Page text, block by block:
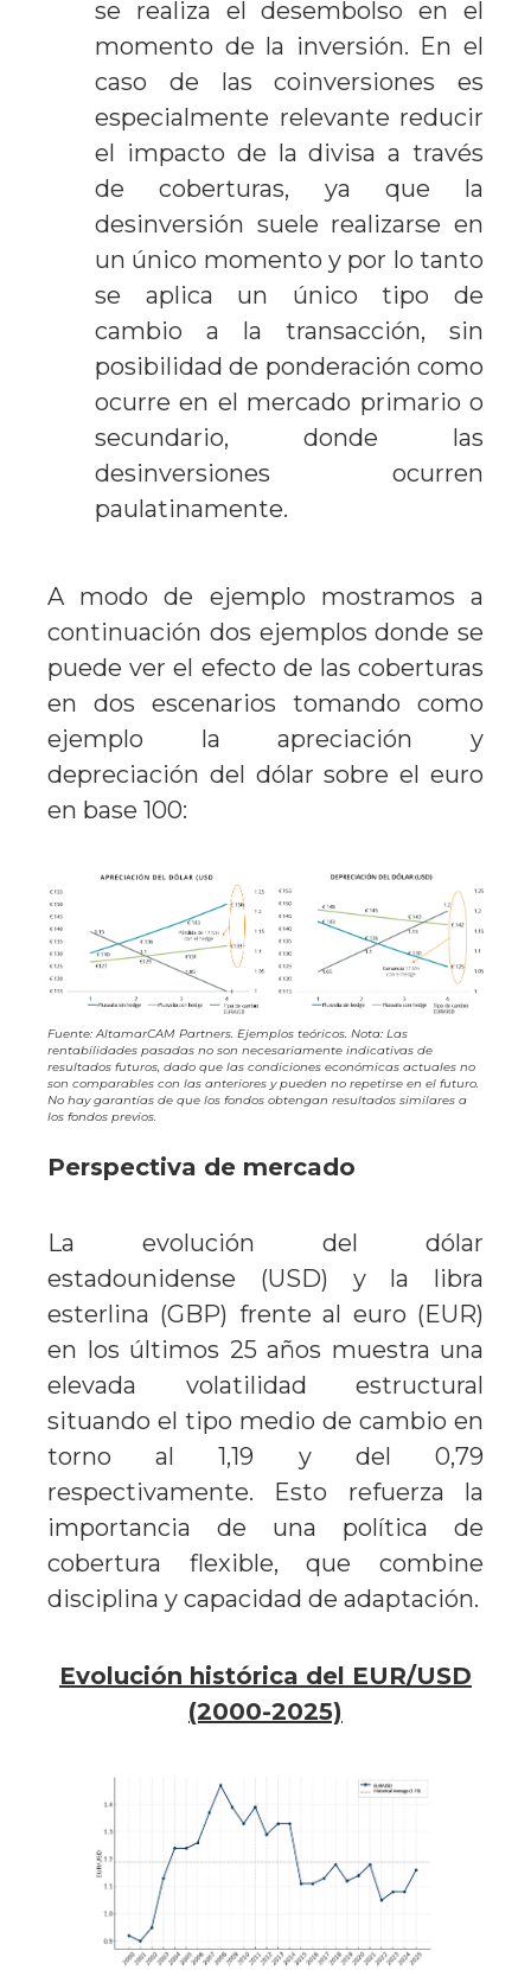
se realiza el desembolso en el
momento de la inversión. En el
caso de las coinversiones es
especialmente relevante reducir
el impacto de la divisa a través
de coberturas, ya que la
desinversión suele realizarse en
un único momento y por lo tanto
se aplica un único tipo de
cambio a la transacción, sin
posibilidad de ponderación como
ocurre en el mercado primario o
secundario, donde las
desinversiones ocurren
paulatinamente.
A modo de ejemplo mostramos a
continuación dos ejemplos donde se
puede ver el efecto de las coberturas
en dos escenarios tomando como
ejemplo la apreciación y
depreciación del dólar sobre el euro
en base 100:
Fuente: AltamarCAM Partners. Ejemplos teóricos. Nota: Las
rentabilidades pasadas no son necesariamente indicativas de
resultados futuros, dado que las condiciones económicas actuales no
son comparables con las anteriores y pueden no repetirse en el futuro.
No hay garantías de que los fondos obtengan resultados similares a
los fondos previos.
Perspectiva de mercado
La evolución del dólar
estadounidense (USD) y la libra
esterlina (GBP) frente al euro (EUR)
en los últimos 25 años muestra una
elevada volatilidad estructural
situando el tipo medio de cambio en
torno al 1,19 y del 0,79
respectivamente. Esto refuerza la
importancia de una política de
cobertura flexible, que combine
disciplina y capacidad de adaptación.
Evolución histórica del EUR/USD
(2000-2025)